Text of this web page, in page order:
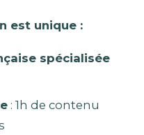
est unique :
spécialisée
: 1h de contenu